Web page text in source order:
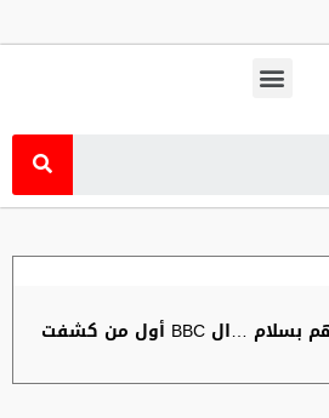
لولا الإعلام لمّرت جرائمهم بسلام …ال BBC أول من كشفت